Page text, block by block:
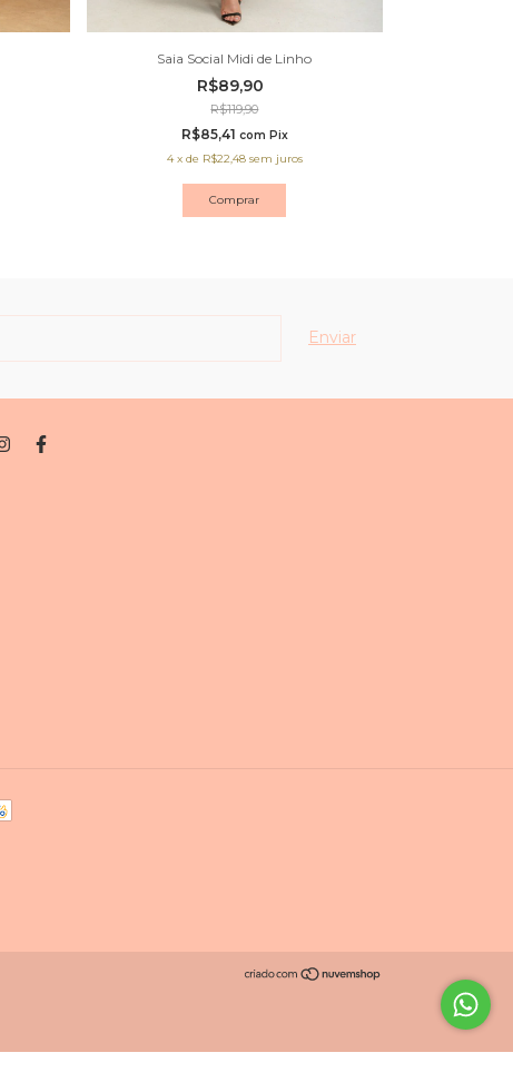
Saia Social Midi de Linho
R$89,90
R$119,90
R$85,41 com Pix
4 x de R$22,48 sem juros
Comprar